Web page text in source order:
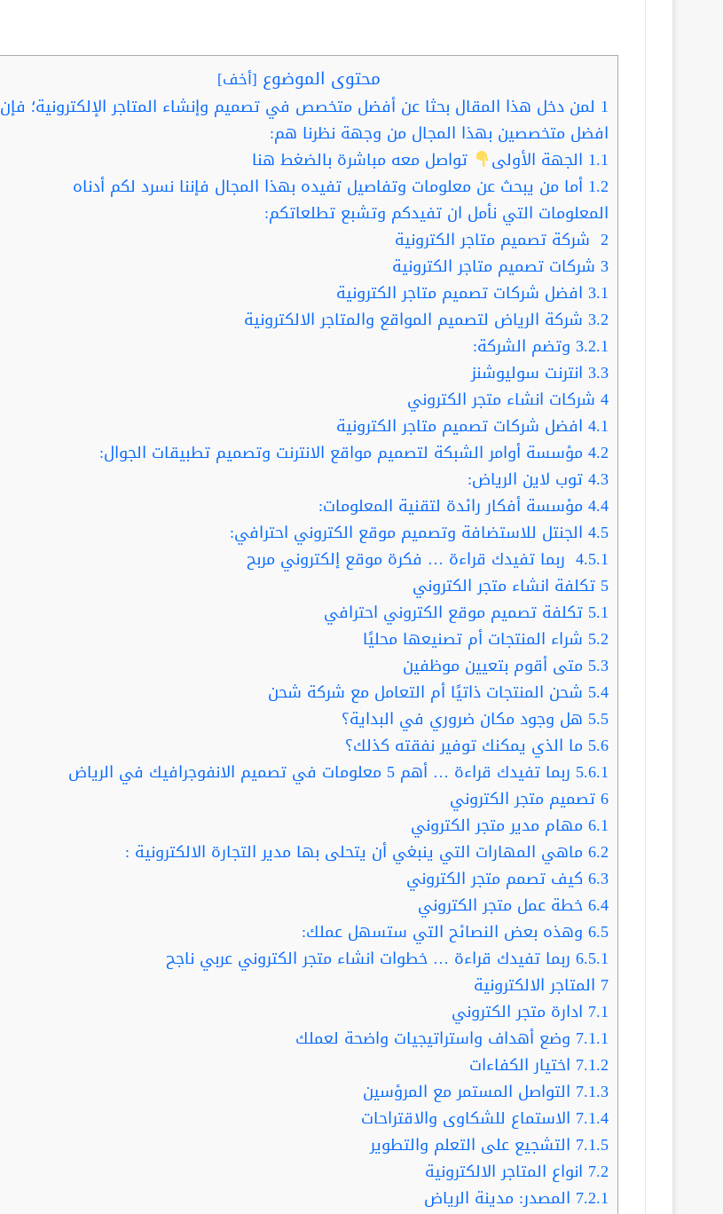
محتوى الموضوع [أخف]
1 لمن دخل هذا المقال بحثا عن أفضل متخصص في تصميم وإنشاء المتاجر الإلكترونية؛ فإن
افضل متخصصين بهذا المجال من وجهة نظرنا هم:
1.1 الجهة الأولى
تواصل معه مباشرة بالضغط هنا
1.2 أما من يبحث عن معلومات وتفاصيل تفيده بهذا المجال فإننا نسرد لكم أدناه
المعلومات التي نأمل ان تفيدكم وتشبع تطلعاتكم:
2 شركة تصميم متاجر الكترونية
3 شركات تصميم متاجر الكترونية
3.1 افضل شركات تصميم متاجر الكترونية
3.2 شركة الرياض لتصميم المواقع والمتاجر الالكترونية
3.2.1 وتضم الشركة:
3.3 انترنت سوليوشنز
4 شركات انشاء متجر الكتروني
4.1 افضل شركات تصميم متاجر الكترونية
4.2مؤسسة أوامر الشبكة لتصميم مواقع الانترنت وتصميم تطبيقات الجوال:
4.3توب لاين الرياض:
4.4مؤسسة أفكار رائدة لتقنية المعلومات:
4.5 الجنتل للاستضافة وتصميم موقع الكتروني احترافي:
4.5.1 ربما تفيدك قراءة … فكرة موقع إلكتروني مربح
5 تكلفة انشاء متجر الكتروني
5.1 تكلفة تصميم موقع الكتروني احترافي
5.2 شراء المنتجات أم تصنيعها محليًا
5.3 متى أقوم بتعيين موظفين
5.4 شحن المنتجات ذاتيًا أم التعامل مع شركة شحن
5.5 هل وجود مكان ضروري في البداية؟
5.6 ما الذي يمكنك توفير نفقته كذلك؟
5.6.1 ربما تفيدك قراءة … أهم 5 معلومات في تصميم الانفوجرافيك في الرياض
6تصميم متجر الكتروني
6.1مهام مدير متجر الكتروني
6.2ماهي المهارات التي ينبغي أن يتحلى بها مدير التجارة الالكترونية :
6.3 كيف تصمم متجر الكتروني
6.4خطة عمل متجر الكتروني
6.5 وهذه بعض النصائح التي ستسهل عملك:
6.5.1 ربما تفيدك قراءة … خطوات انشاء متجر الكتروني عربي ناجح
7 المتاجر الالكترونية
7.1 ادارة متجر الكتروني
7.1.1 وضع أهداف واستراتيجيات واضحة لعملك
7.1.2 اختيار الكفاءات
7.1.3 التواصل المستمر مع المرؤسين
7.1.4 الاستماع للشكاوى والاقتراحات
7.1.5 التشجيع على التعلم والتطوير
7.2 انواع المتاجر الالكترونية
7.2.1 المصدر: مدينة الرياض